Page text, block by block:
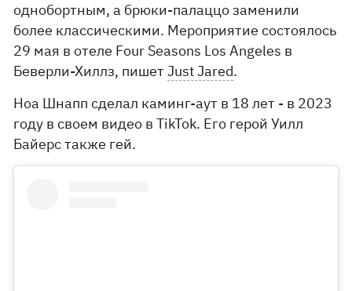
однобортным, а брюки-палаццо заменили
более классическими. Мероприятие состоялось
29 мая в отеле Four Seasons Los Angeles в
Беверли-Хиллз, пишетJust Jared.
Ноа Шнапп сделал каминг-аут в 18 лет - в 2023
году в своем видео в TikTok. Его герой Уилл
Байерс также гей.